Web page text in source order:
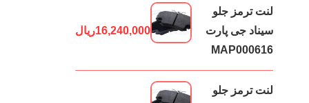
لنت ترمز جلو
سیناد جی پارت
MAP000616
16,240,000ریال
لنت ترمز جلو